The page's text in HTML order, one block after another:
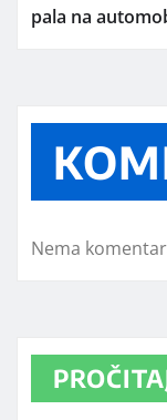
pala na
Nema